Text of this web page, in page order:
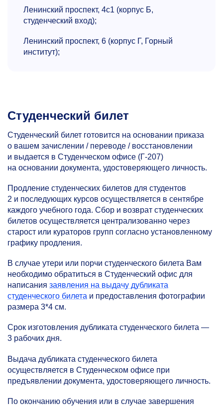
Ленинский проспект, 4с1 (корпус Б,
студенческий вход);
Ленинский проспект, 6 (корпус Г, Горный
институт);
Студенческий билет
Студенческий билет готовится на основании приказа
о вашем зачислении / переводе / восстановлении
и выдается в Студенческом офисе (Г-207)
на основании документа, удостоверяющего личность.
Продление студенческих билетов для студентов
2 и последующих курсов осуществляется в сентябре
каждого учебного года. Сбор и возврат студенческих
билетов осуществляется централизованно через
старост или кураторов групп согласно установленному
графику продления.
В случае утери или порчи студенческого билета Вам
необходимо обратиться в Студенческий офис для
написания заявления на выдачу дубликата
студенческого билета и предоставления фотографии
размера 3*4 см.
Срок изготовления дубликата студенческого билета —
3 рабочих дня.
Выдача дубликата студенческого билета
осуществляется в Студенческом офисе при
предъявлении документа, удостоверяющего личность.
По окончанию обучения или в случае завершения